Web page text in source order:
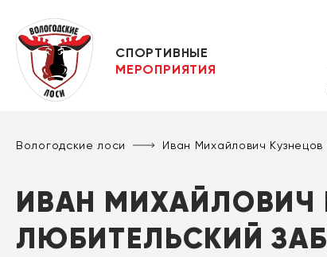
СПОРТИВНЫЕ
МЕРОПРИЯТИЯ
Вологодские лоси Иван Михайлович
ИВАН МИХАЙЛОВИЧ
ЛЮБИТЕЛЬСКИЙ